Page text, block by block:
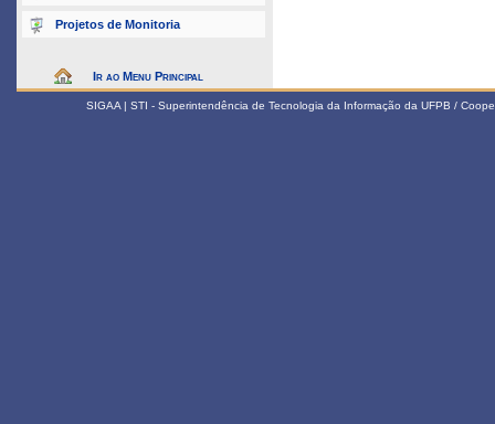
Projetos de Monitoria
Ir ao Menu Principal
SIGAA | STI - Superintendência de Tecnologia da Informação da UFPB /